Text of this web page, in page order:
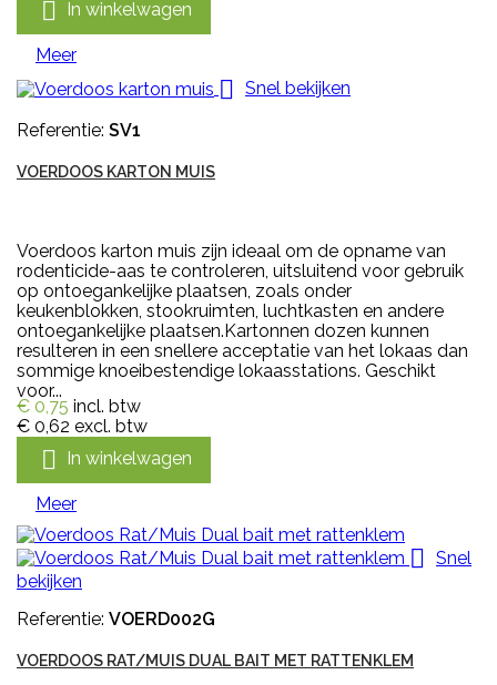
 In winkelwagen
Meer
 Snel bekijken
Referentie: SV1
VOERDOOS KARTON MUIS
Voerdoos karton muis zijn ideaal om de opname van
rodenticide-aas te controleren, uitsluitend voor gebruik
op ontoegankelijke plaatsen, zoals onder
keukenblokken, stookruimten, luchtkasten en andere
ontoegankelijke plaatsen.Kartonnen dozen kunnen
resulteren in een snellere acceptatie van het lokaas dan
sommige knoeibestendige lokaasstations. Geschikt
voor...
€ 0,75 incl. btw
€ 0,62 excl. btw
 In winkelwagen
Meer

Snel
bekijken
Referentie: VOERD002G
VOERDOOS RAT/MUIS DUAL BAIT MET RATTENKLEM